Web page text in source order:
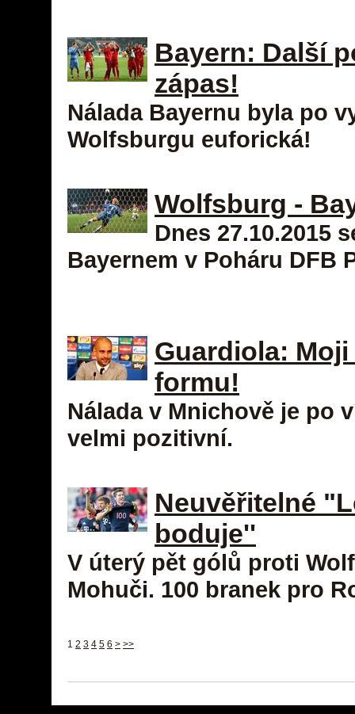
Bayern: Další
zápas!
Nálada Bayernu byla po
Wolfsburgu euforická!
Wolfsburg -
Dnes 27.10.2015
Bayernem v Poháru DFB
Guardiola:
formu!
Nálada v Mnichově je po
velmi pozitivní.
Neuvěřitelné
boduje''
V úterý pět gólů proti
Mohuči. 100 branek pro
1 2 3 4 5 6 > >>